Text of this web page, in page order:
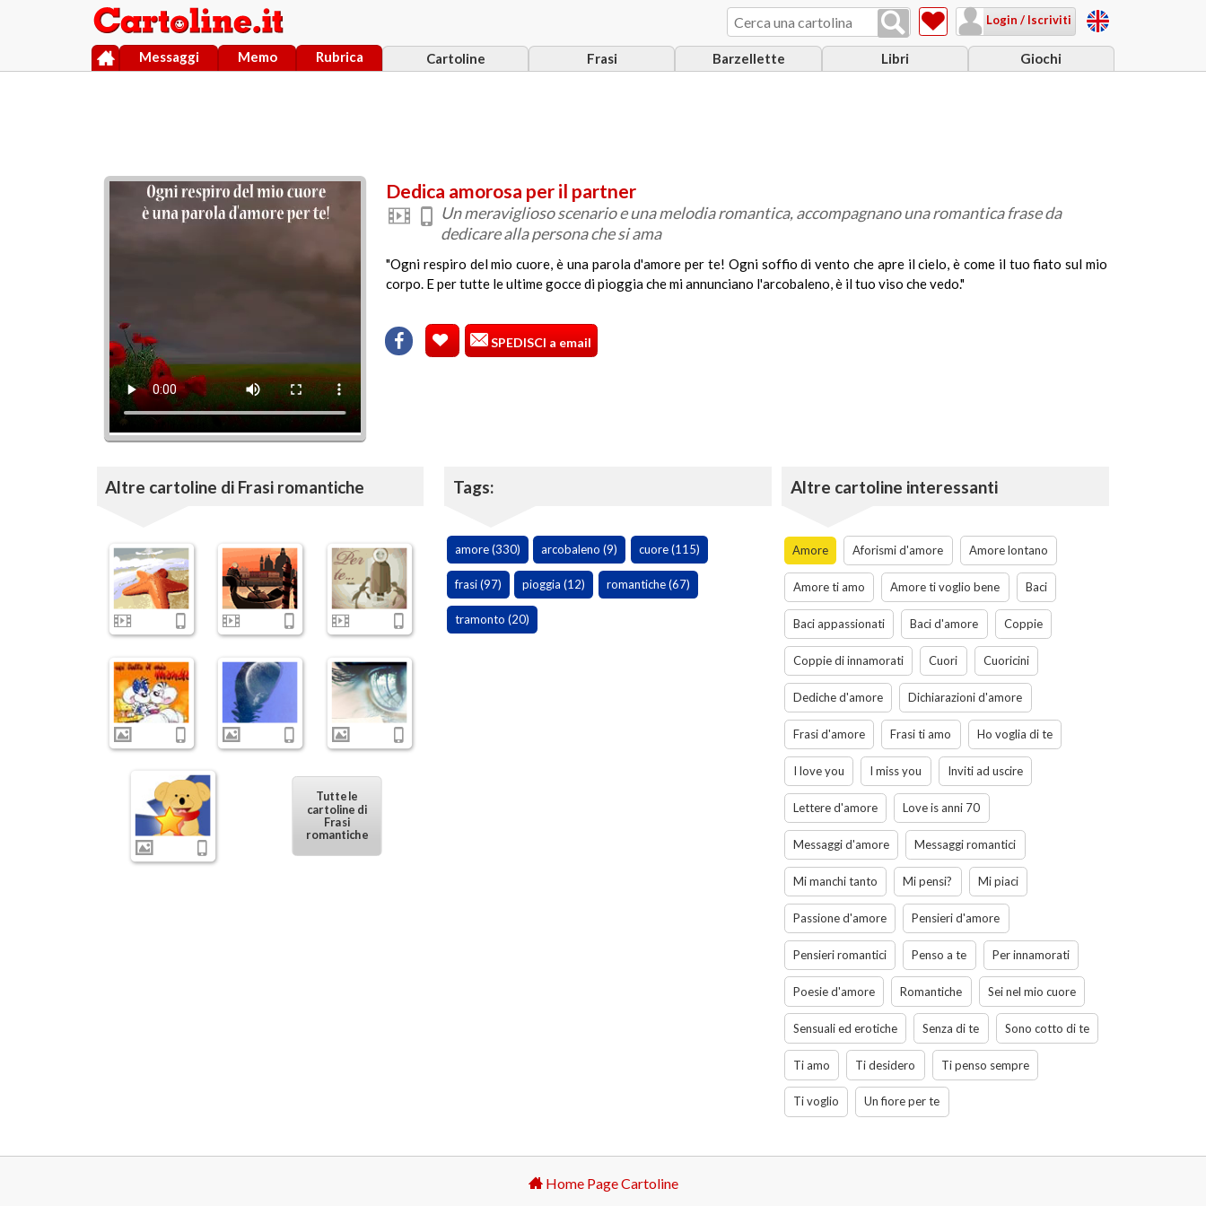
Login / Iscriviti
Cartoline Frasi Barzellette Libri Giochi
Messaggi Memo Rubrica
Dedica amorosa per il partner
Un meraviglioso scenario e una melodia romantica, accompagnano una romantica frase da
dedicare alla persona che si ama
"Ogni respiro del mio cuore, è una parola d'amore per te! Ogni soffio di vento che apre il cielo, è come il tuo fiato sul mio
corpo. E per tutte le ultime gocce di pioggia che mi annunciano l'arcobaleno, è il tuo viso che vedo."
SPEDISCI a email
Altre cartoline di Frasi romantiche
Tutte le
cartoline di
Frasi
romantiche
Tags:
amore (330) arcobaleno (9) cuore (115)
frasi (97) pioggia (12) romantiche (67)
tramonto (20)
Altre cartoline interessanti
Amore Aforismi d'amore Amore lontano
Amore ti amo Amore ti voglio bene Baci
Baci appassionati Baci d'amore Coppie
Coppie di innamorati Cuori Cuoricini
Dediche d'amore Dichiarazioni d'amore
Frasi d'amore Frasi ti amo Ho voglia di te
I love you I miss you Inviti ad uscire
Lettere d'amore Love is anni 70
Messaggi d'amore Messaggi romantici
Mi manchi tanto Mi pensi? Mi piaci
Passione d'amore Pensieri d'amore
Pensieri romantici Penso a te Per innamorati
Poesie d'amore Romantiche Sei nel mio cuore
Sensuali ed erotiche Senza di te Sono cotto di te
Ti amo Ti desidero Ti penso sempre
Ti voglio Un fiore per te
Home Page Cartoline